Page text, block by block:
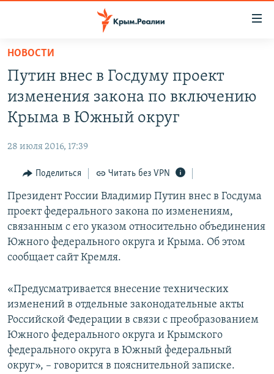
Вернуться
основному
содержанию
Вернутся
главной
Вернутся
поиску
СПЕЦПРОЕКТЫ
11 ЛЕТ ОККУПАЦИИ КРЫМА. 11 ИСТОРИЙ СОПРОТИВЛЕНИЯ
ВОДА
ЕЩЕ
ИНТЕРАКТИВ
ИНФОГРАФИКА
ТЕЛЕПРОЕКТ КРЫМ.РЕАЛИИ
СОВЕТЫ ПРАВОЗАЩИТНИКОВ
ПРОПАВШИЕ БЕЗ ВЕСТИ
ПОБЕДИТЕЛЕЙ НЕ СУДЯТ?
КРЫМ.НЕПОКОРЕННЫЙ
УКРАИНСКАЯ ПРОБЛЕМА КРЫМА
РАДІО СВОБОДА
КАК ОБОЙТИ БЛОКИРОВКУ
Українською
Qırımtatar
ПРИСОЕДИНЯЙТЕСЬ!
Все сайты RFE/RL
НОВОСТИ
Путин внес в Госдуму проект
изменения закона по включению
Крыма в Южный округ
28 июля 2016, 17:39
Поделиться Читать без VPN
Президент России Владимир Путин внес в Госдума
проект федерального закона по изменениям,
связанным с его указом относительно объединения
Южного федерального округа и Крыма. Об этом
сообщает сайт Кремля.
«Предусматривается внесение технических
изменений в отдельные законодательные акты
Российской Федерации в связи с преобразованием
Южного федерального округа и Крымского
федерального округа в Южный федеральный
округ», – говорится в пояснительной записке.